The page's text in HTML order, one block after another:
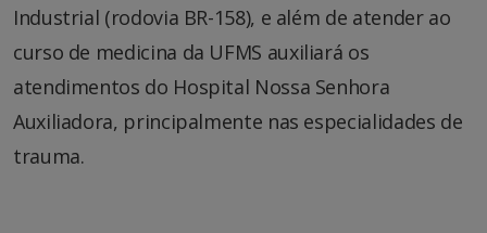
Industrial (rodovia BR-158), e além de atender ao
curso de medicina da UFMS auxiliará os
atendimentos do Hospital Nossa Senhora
Auxiliadora, principalmente nas especialidades de
trauma.